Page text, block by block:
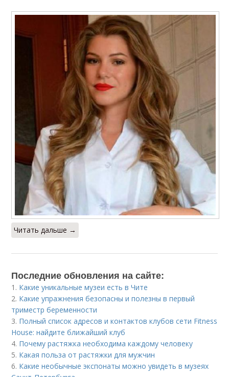
Читать дальше →
Последние обновления на сайте:
1. Какие уникальные музеи есть в Чите
2. Какие упражнения безопасны и полезны в первый
триместр беременности
3. Полный список адресов и контактов клубов сети Fitness
House: найдите ближайший клуб
4. Почему растяжка необходима каждому человеку
5. Какая польза от растяжки для мужчин
6. Какие необычные экспонаты можно увидеть в музеях